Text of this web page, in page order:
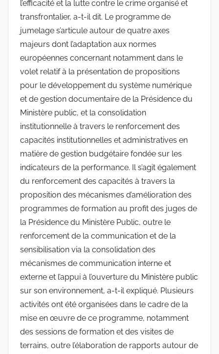
l’efficacité et la lutte contre le crime organisé et
transfrontalier, a-t-il dit. Le programme de
jumelage s’articule autour de quatre axes
majeurs dont l’adaptation aux normes
européennes concernant notamment dans le
volet relatif à la présentation de propositions
pour le développement du système numérique
et de gestion documentaire de la Présidence du
Ministère public, et la consolidation
institutionnelle à travers le renforcement des
capacités institutionnelles et administratives en
matière de gestion budgétaire fondée sur les
indicateurs de la performance. Il s’agit également
du renforcement des capacités à travers la
proposition des mécanismes d’amélioration des
programmes de formation au profit des juges de
la Présidence du Ministère Public, outre le
renforcement de la communication et de la
sensibilisation via la consolidation des
mécanismes de communication interne et
externe et l’appui à l’ouverture du Ministère public
sur son environnement, a-t-il expliqué. Plusieurs
activités ont été organisées dans le cadre de la
mise en œuvre de ce programme, notamment
des sessions de formation et des visites de
terrains, outre l’élaboration de rapports autour de